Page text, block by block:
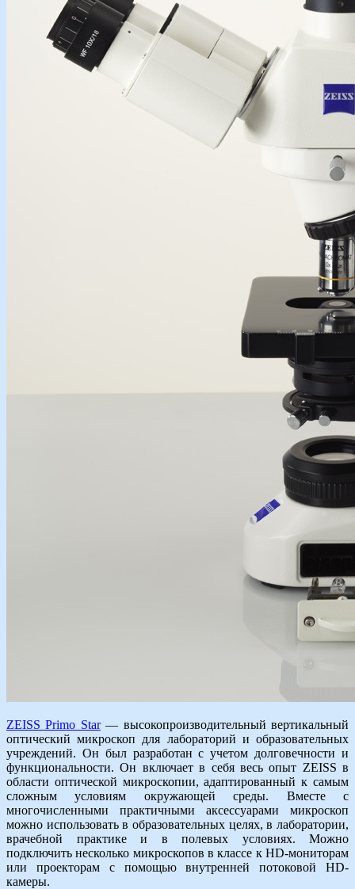
ZEISS Primo Star— высокопроизводительный вертикальный
оптический микроскоп для лабораторий и образовательных
учреждений. Он был разработан с учетом долговечности и
функциональности. Он включает в себя весь опыт ZEISS в
области оптической микроскопии, адаптированный к самым
сложным условиям окружающей среды. Вместе с
многочисленными практичными аксессуарами микроскоп
можно использовать в образовательных целях, в лаборатории,
врачебной практике и в полевых условиях. Можно
подключить несколько микроскопов в классе к HD-мониторам
или проекторам с помощью внутренней потоковой HD-
камеры.